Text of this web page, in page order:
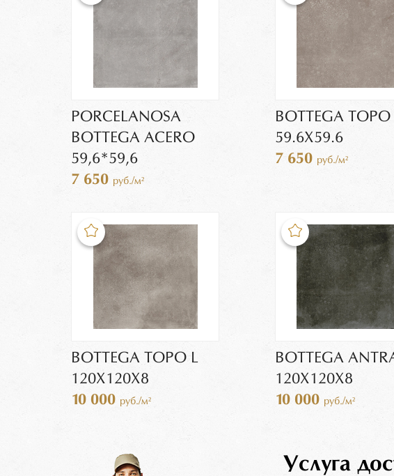
PORCELANOSA
BOTTEGA ACERO
59,6*59,6
7 650 руб./м²
BOTTEGA TOPO
59.6Х59.6
7 650 руб./м²
BOTTEGA TOPO L
120Х120Х8
10 000 руб./м²
BOTTEGA
120Х120X8
10 000 руб./м²
Услуга